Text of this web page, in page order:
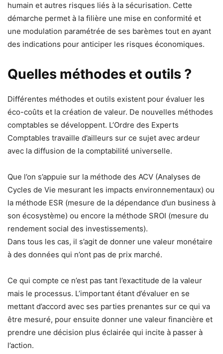
humain et autres risques liés à la sécurisation. Cette
démarche permet à la filière une mise en conformité et
une modulation paramétrée de ses barèmes tout en ayant
des indications pour anticiper les risques économiques.
Quelles méthodes et outils ?
Différentes méthodes et outils existent pour évaluer les
éco-coûts et la création de valeur. De nouvelles méthodes
comptables se développent. L’Ordre des Experts
Comptables travaille d’ailleurs sur ce sujet avec ardeur
avec la diffusion de la comptabilité universelle.
Que l’on s’appuie sur la méthode des ACV (Analyses de
Cycles de Vie mesurant les impacts environnementaux) ou
la méthode ESR (mesure de la dépendance d’un business à
son écosystème) ou encore la méthode SROI (mesure du
rendement social des investissements).
Dans tous les cas, il s’agit de donner une valeur monétaire
à des données qui n’ont pas de prix marché.
Ce qui compte ce n’est pas tant l’exactitude de la valeur
mais le processus. L’important étant d’évaluer en se
mettant d’accord avec ses parties prenantes sur ce qui va
être mesuré, pour ensuite donner une valeur financière et
prendre une décision plus éclairée qui incite à passer à
l’action.